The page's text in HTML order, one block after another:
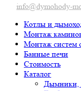
info@dymohody-
Котлы и
Монтаж
Монтаж систем
Банные печи
Стоимость
Каталог
Дымники,